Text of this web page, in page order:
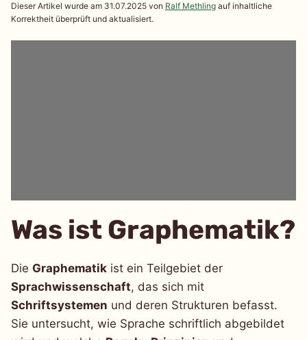
Dieser Artikel wurde am 31.07.2025 von Ralf Methling auf inhaltliche
Korrektheit überprüft und aktualisiert.
Was ist Graphematik?
Die Graphematik ist ein Teilgebiet der
Sprachwissenschaft, das sich mit
Schriftsystemen und deren Strukturen befasst.
Sie untersucht, wie Sprache schriftlich abgebildet